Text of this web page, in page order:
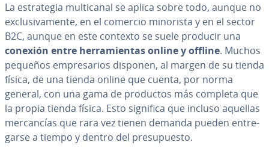
La es­tra­te­gia mu­l­ti­ca­nal se aplica sobre todo, aunque no
ex­clu­si­va­me­n­te, en el comercio minorista y en el sector
B2C, aunque en este contexto se suele producir una
conexión entre he­rra­mie­n­tas online y offline. Muchos
pequeños em­pre­sa­rios disponen, al margen de su tienda
física, de una tienda online que cuenta, por norma
general, con una gama de productos más completa que
la propia tienda física. Esto significa que incluso aquellas
me­r­ca­n­cías que rara vez tienen demanda pueden en­tre­
gar­se a tiempo y dentro del pre­su­pue­s­to.